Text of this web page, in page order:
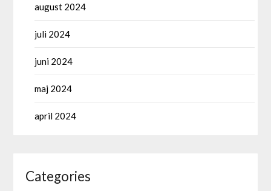
august 2024
juli 2024
juni 2024
maj 2024
april 2024
Categories